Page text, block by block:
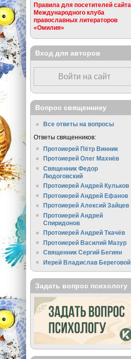
Правила для посетителей сайта
Международного клуба
православных литераторов
«Омилия»
Вход для авторов
Войти на сайт
Вопрос священнику
Все ответы на вопросы
Ответы священников:
Протоиерей Пётр Винник
Протоиерей Олег Махнёв
Священник Федор
Людоговский
Протоиерей Андрей Кульков
Протоиерей Андрей Ефанов
Протоиерей Алексий Зайцев
Протоиерей Андрей
Спиридонов
Протоиерей Андрей Ткачёв
Протоиерей Василий Мазур
Священник Сергий Бегиян
Иерей Владислав Береговой
Задать вопрос психологу